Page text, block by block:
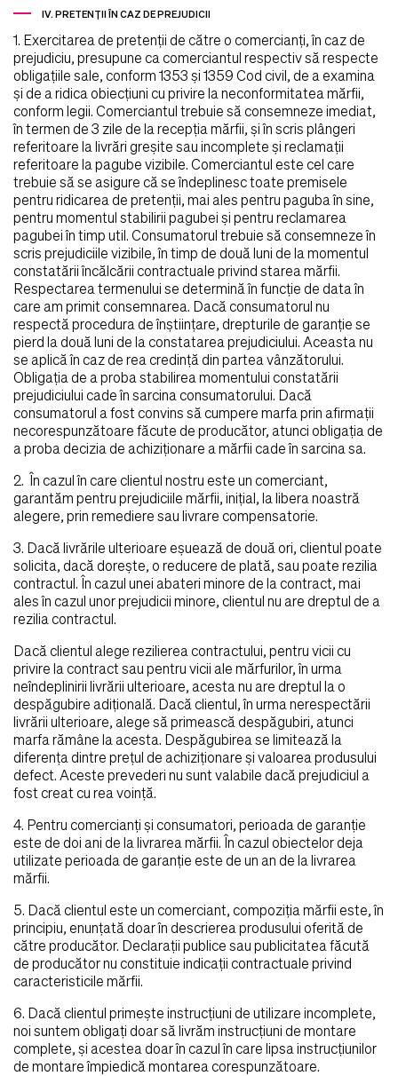
IV. PRETENŢII ÎN CAZ DE PREJUDICII
1. Exercitarea de pretenţii de către o comercianţi, în caz de
prejudiciu, presupune ca comerciantul respectiv să respecte
obligaţiile sale, conform 1353 şi 1359 Cod civil, de a examina
şi de a ridica obiecţiuni cu privire la neconformitatea mărfii,
conform legii. Comerciantul trebuie să consemneze imediat,
în termen de 3 zile de la recepţia mărfii, şi în scris plângeri
referitoare la livrări greşite sau incomplete şi reclamaţii
referitoare la pagube vizibile. Comerciantul este cel care
trebuie să se asigure că se îndeplinesc toate premisele
pentru ridicarea de pretenţii, mai ales pentru paguba în sine,
pentru momentul stabilirii pagubei şi pentru reclamarea
pagubei în timp util. Consumatorul trebuie să consemneze în
scris prejudiciile vizibile, în timp de două luni de la momentul
constatării încălcării contractuale privind starea mărfii.
Respectarea termenului se determină în funcţie de data în
care am primit consemnarea. Dacă consumatorul nu
respectă procedura de înştiinţare, drepturile de garanţie se
pierd la două luni de la constatarea prejudiciului. Aceasta nu
se aplică în caz de rea credinţă din partea vânzătorului.
Obligaţia de a proba stabilirea momentului constatării
prejudiciului cade în sarcina consumatorului. Dacă
consumatorul a fost convins să cumpere marfa prin afirmaţii
necorespunzătoare făcute de producător, atunci obligaţia de
a proba decizia de achiziţionare a mărfii cade în sarcina sa.
2. În cazul în care clientul nostru este un comerciant,
garantăm pentru prejudiciile mărfii, iniţial, la libera noastră
alegere, prin remediere sau livrare compensatorie.
3. Dacă livrările ulterioare eşuează de două ori, clientul poate
solicita, dacă doreşte, o reducere de plată, sau poate rezilia
contractul. În cazul unei abateri minore de la contract, mai
ales în cazul unor prejudicii minore, clientul nu are dreptul de a
rezilia contractul.
Dacă clientul alege rezilierea contractului, pentru vicii cu
privire la contract sau pentru vicii ale mărfurilor, în urma
neîndeplinirii livrării ulterioare, acesta nu are dreptul la o
despăgubire adiţională. Dacă clientul, în urma nerespectării
livrării ulterioare, alege să primească despăgubiri, atunci
marfa rămâne la acesta. Despăgubirea se limitează la
diferenţa dintre preţul de achiziţionare şi valoarea produsului
defect. Aceste prevederi nu sunt valabile dacă prejudiciul a
fost creat cu rea voinţă.
4. Pentru comercianţi şi consumatori, perioada de garanţie
este de doi ani de la livrarea mărfii. În cazul obiectelor deja
utilizate perioada de garanţie este de un an de la livrarea
mărfii.
5. Dacă clientul este un comerciant, compoziţia mărfii este, în
principiu, enunţată doar în descrierea produsului oferită de
către producător. Declaraţii publice sau publicitatea făcută
de producător nu constituie indicaţii contractuale privind
caracteristicile mărfii.
6. Dacă clientul primeşte instrucţiuni de utilizare incomplete,
noi suntem obligaţi doar să livrăm instrucţiuni de montare
complete, şi acestea doar în cazul în care lipsa instrucţiunilor
de montare împiedică montarea corespunzătoare.